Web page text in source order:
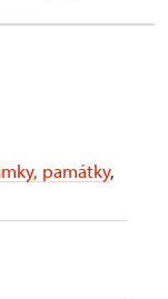
památky,